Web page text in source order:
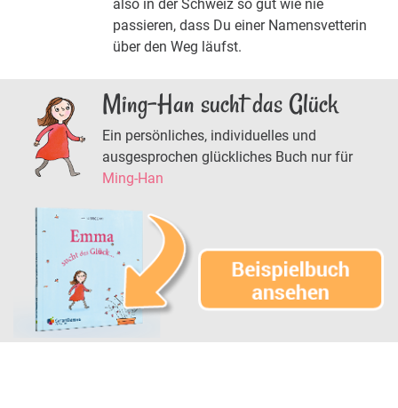
also in der Schweiz so gut wie nie
passieren, dass Du einer Namensvetterin
über den Weg läufst.
Ming-Han sucht das Glück
Ein persönliches, individuelles und
ausgesprochen glückliches Buch nur für
Ming-Han